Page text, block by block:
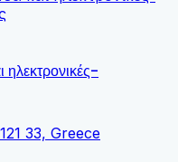
ηλεκτρονικές-
33, Greece